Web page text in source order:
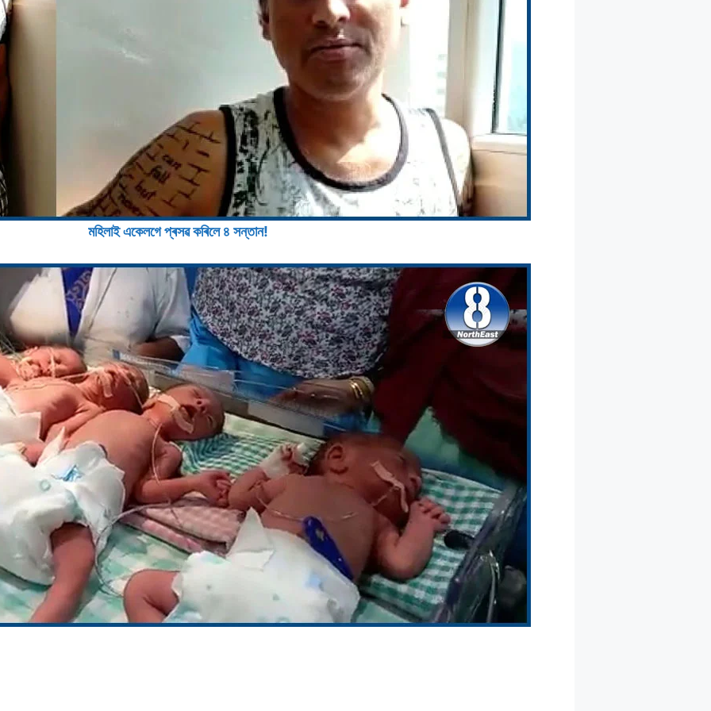
মহিলাই একেলগে প্ৰসৱ কৰিলে ৪ সন্তান!